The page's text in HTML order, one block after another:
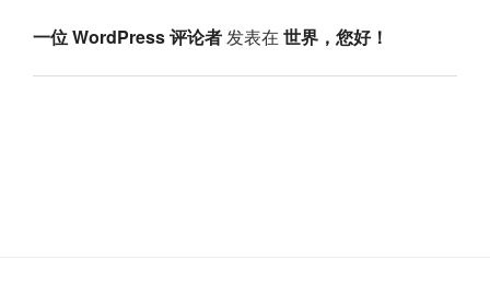
一位 WordPress 评论者发表在 世界，您好！